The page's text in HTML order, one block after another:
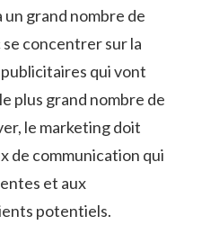
un grand nombre de
concentrer sur la
qui vont
plus grand nombre de
le marketing doit
de communication qui
et aux
potentiels.